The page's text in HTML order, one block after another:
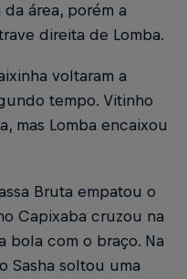
área, porém a
direita de Lomba.
voltaram a
tempo. Vitinho
mas Lomba encaixou
Bruta empatou o
Capixaba cruzou na
bola com o braço. Na
Sasha soltou uma